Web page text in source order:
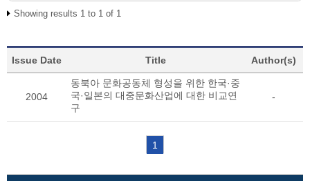
Showing results 1 to 1 of 1
Issue Date Title Author(s)
2004
동북아 문화공동체 형성을 위한 한국·중
국·일본의 대중문화산업에 대한 비교연
구
-
1